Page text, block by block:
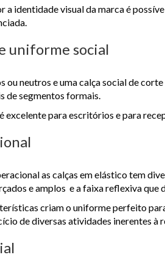
a identidade visual da marca é
uniforme social
ou neutros e uma calça social de
de segmentos formais.
excelente para escritórios e para
as calças em elástico tem
e amplos e a faixa reflexiva que
criam o uniforme perfeito
de diversas atividades inerentes à